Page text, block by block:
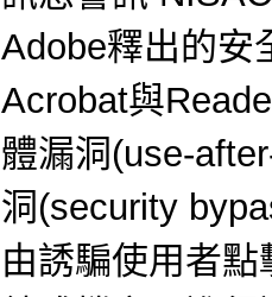
Adobe釋出的安
Acrobat與
體漏洞(use-
洞(security
由誘騙使用者